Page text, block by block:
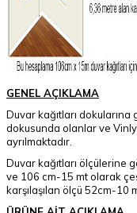
GENEL AÇIKLAMA
Duvar kağıtları
dokusunda olanlar ve
ayrılmaktadır.
Duvar kağıtları ölçülerine
ve 106 cm-15 mt olarak
karşılaşılan ölçü 52cm-10